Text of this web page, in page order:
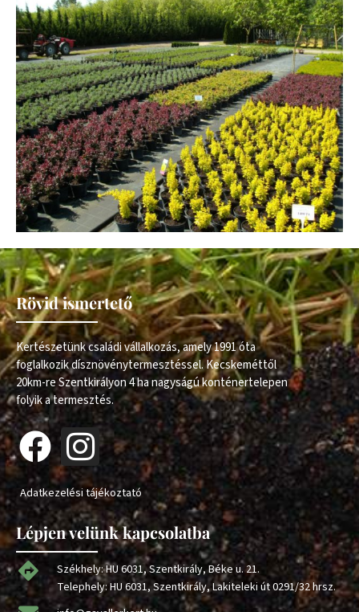
Rövid ismertető
Kertészetünk családi vállalkozás, amely 1991 óta
foglalkozik dísznövénytermesztéssel. Kecskeméttől
20km-re Szentkirályon 4 ha nagyságú konténertelepen
folyik a termesztés.
Adatkezelési tájékoztató
Lépjen velünk kapcsolatba
Székhely: HU 6031, Szentkirály, Béke u. 21.
Telephely: HU 6031, Szentkirály, Lakiteleki út 0291/32 hrsz.